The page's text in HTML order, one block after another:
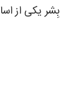
بِشر یکی از